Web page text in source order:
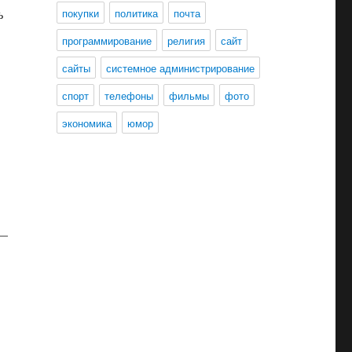
покупки политика
почта
программирование
религия
сайт
сайты
системное администрирование
спорт
телефоны фильмы
фото
экономика
юмор